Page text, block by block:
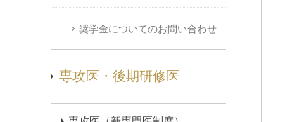
奨学金についてのお問い合わせ
専攻医・後期研修医